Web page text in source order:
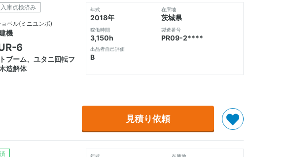
入庫点検済み
ョベル(ミニユンボ)
機
6
ブーム、ユタニ回転フ
造解体
年式
2018年
稼働時間
3,150h
出品者自己評価
B
在庫地
茨城県
製造番号
PR09-2****
見積り依頼